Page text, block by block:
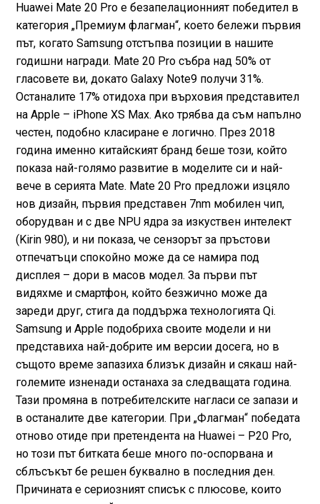
Huawei Mate 20 Pro е безапелационният победител в
категория „Премиум флагман“, което бележи първия
път, когато Samsung отстъпва позиции в нашите
годишни награди. Mate 20 Pro събра над 50% от
гласовете ви, докато Galaxy Note9 получи 31%.
Останалите 17% отидоха при върховия представител
на Apple – iPhone XS Max. Ако трябва да съм напълно
честен, подобно класиране е логично. През 2018
година именно китайският бранд беше този, който
показа най-голямо развитие в моделите си и най-
вече в серията Mate. Mate 20 Pro предложи изцяло
нов дизайн, първия представен 7nm мобилен чип,
оборудван и с две NPU ядра за изкуствен интелект
(Kirin 980), и ни показа, че сензорът за пръстови
отпечатъци спокойно може да се намира под
дисплея – дори в масов модел. За първи път
видяхме и смартфон, който безжично може да
зареди друг, стига да поддържа технологията Qi.
Samsung и Apple подобриха своите модели и ни
представиха най-добрите им версии досега, но в
същото време запазиха близък дизайн и сякаш най-
големите изненади останаха за следващата година.
Тази промяна в потребителските нагласи се запази и
в останалите две категории. При „Флагман“ победата
отново отиде при претендента на Huawei – P20 Pro,
но този път битката беше много по-оспорвана и
сблъсъкът бе решен буквално в последния ден.
Причината е сериозният списък с плюсове, които